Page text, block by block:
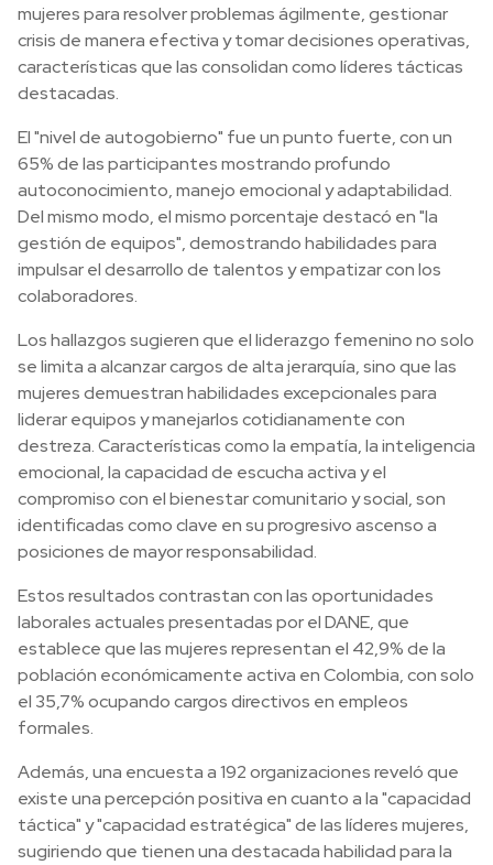
mujeres para resolver problemas ágilmente, gestionar
crisis de manera efectiva y tomar decisiones operativas,
características que las consolidan como líderes tácticas
destacadas.
El "nivel de autogobierno" fue un punto fuerte, con un
65% de las participantes mostrando profundo
autoconocimiento, manejo emocional y adaptabilidad.
Del mismo modo, el mismo porcentaje destacó en "la
gestión de equipos", demostrando habilidades para
impulsar el desarrollo de talentos y empatizar con los
colaboradores.
Los hallazgos sugieren que el liderazgo femenino no solo
se limita a alcanzar cargos de alta jerarquía, sino que las
mujeres demuestran habilidades excepcionales para
liderar equipos y manejarlos cotidianamente con
destreza. Características como la empatía, la inteligencia
emocional, la capacidad de escucha activa y el
compromiso con el bienestar comunitario y social, son
identificadas como clave en su progresivo ascenso a
posiciones de mayor responsabilidad.
Estos resultados contrastan con las oportunidades
laborales actuales presentadas por el DANE, que
establece que las mujeres representan el 42,9% de la
población económicamente activa en Colombia, con solo
el 35,7% ocupando cargos directivos en empleos
formales.
Además, una encuesta a 192 organizaciones reveló que
existe una percepción positiva en cuanto a la "capacidad
táctica" y "capacidad estratégica" de las líderes mujeres,
sugiriendo que tienen una destacada habilidad para la